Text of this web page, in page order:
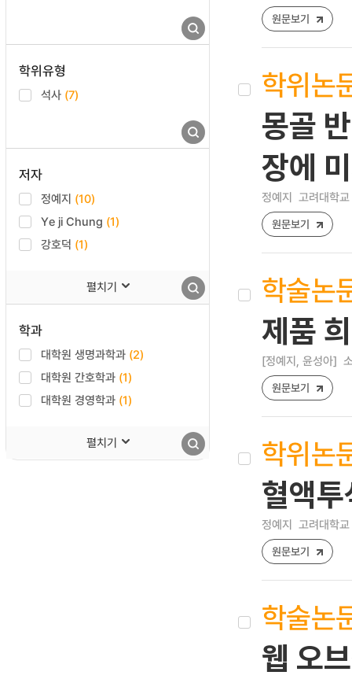
학위유형
석사 (7)
저자
정예지 (10)
Ye ji Chung (1)
강호덕 (1)
펼치기
학과
대학원 생명과학과 (2)
대학원 간호학과 (1)
대학원 경영학과 (1)
펼치기
원문보기
학위논
몽골
장에
정예지 고려대학
원문보기
학술논
제품
[정예지, 윤성아]
원문보기
학위논
혈액
정예지 고려대학
원문보기
학술논
웹 오